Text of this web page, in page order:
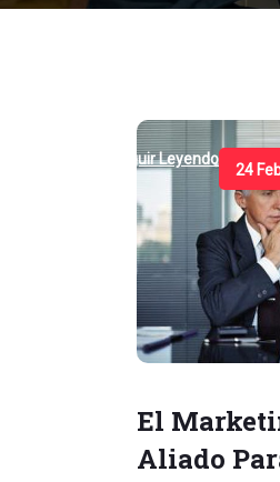
Seguir Leyendo
24
El
Aliado